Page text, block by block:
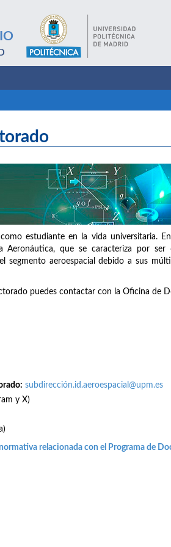
estudiante en la vida universitaria.
Aeronáutica, que se caracteriza por
segmento aeroespacial debido a sus
puedes contactar con la Oficina de
subdirección.id.aeroespacial@upm.es
y X)
relacionada con el Programa de